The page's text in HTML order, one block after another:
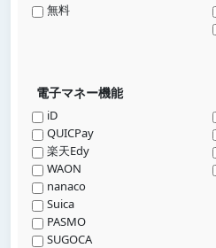
無料
電子マネー機能
iD
QUICPay
楽天Edy
WAON
nanaco
Suica
PASMO
SUGOCA